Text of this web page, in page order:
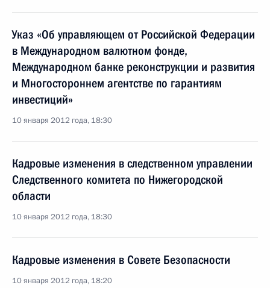
Указ «Об управляющем от Российской Федерации
в Международном валютном фонде,
Международном банке реконструкции и развития
и Многостороннем агентстве по гарантиям
инвестиций»
10 января 2012 года, 18:30
Кадровые изменения в следственном управлении
Следственного комитета по Нижегородской
области
10 января 2012 года, 18:30
Кадровые изменения в Совете Безопасности
10 января 2012 года, 18:20